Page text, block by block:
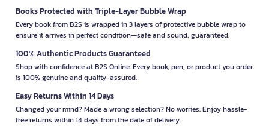
Books Protected with Triple-Layer Bubble Wrap
Every book from B2S is wrapped in 3 layers of protective bubble wrap to
ensure it arrives in perfect condition—safe and sound, guaranteed.
100% Authentic Products Guaranteed
Shop with confidence at B2S Online. Every book, pen, or product you order
is 100% genuine and quality-assured.
Easy Returns Within 14 Days
Changed your mind? Made a wrong selection? No worries. Enjoy hassle-
free returns within 14 days from the date of delivery.